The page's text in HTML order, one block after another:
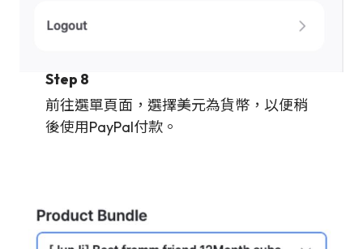
Step 8
前往選單頁面，選擇美元為貨幣，以便稍
後使用PayPal付款。